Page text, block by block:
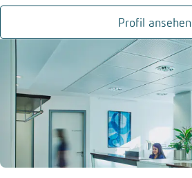
Profil ansehen